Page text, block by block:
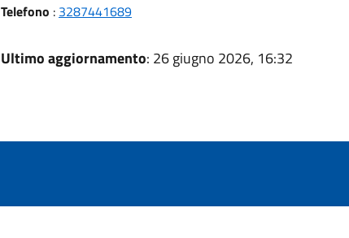
Telefono : 3287441689
Ultimo aggiornamento: 26 giugno 2026, 16:32